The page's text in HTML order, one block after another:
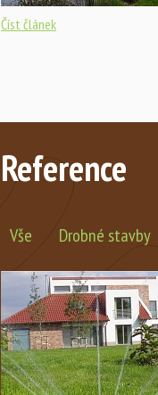
Číst článek
Reference
Vše Drobné stavby